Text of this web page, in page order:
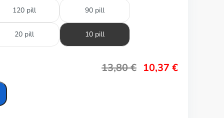
120 pill 90 pill
20 pill 10 pill
13,80€ 10,37 €